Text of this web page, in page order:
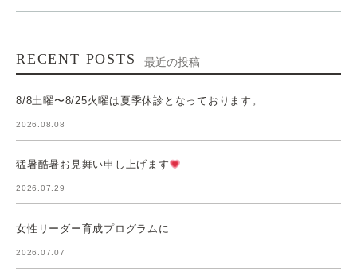
RECENT POSTS 最近の投稿
8/8土曜〜8/25火曜は夏季休診となっております。
2026.08.08
猛暑酷暑お見舞い申し上げます
2026.07.29
女性リーダー育成プログラムに
2026.07.07